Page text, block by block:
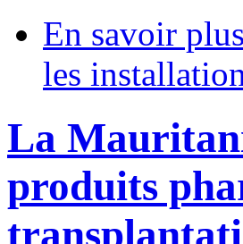
En savoir plus
les
La
produits